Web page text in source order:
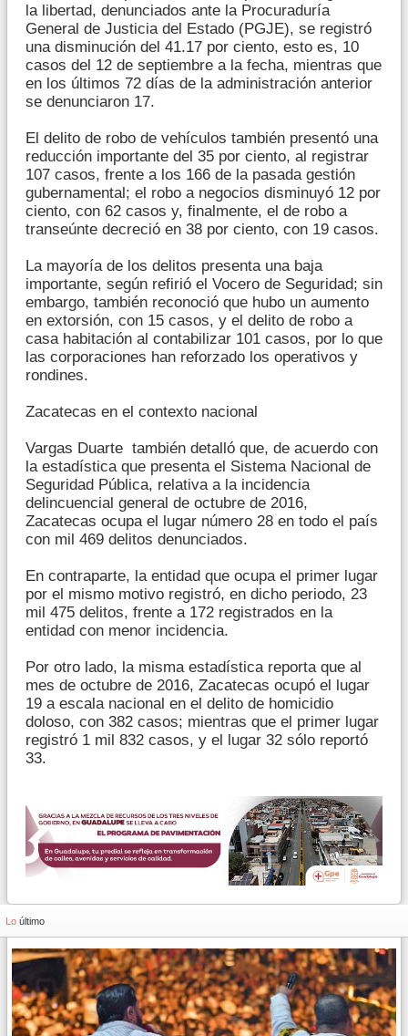
la libertad, denunciados ante la Procuraduría
General de Justicia del Estado (PGJE), se registró
una disminución del 41.17 por ciento, esto es, 10
casos del 12 de septiembre a la fecha, mientras que
en los últimos 72 días de la administración anterior
se denunciaron 17.
El delito de robo de vehículos también presentó una
reducción importante del 35 por ciento, al registrar
107 casos, frente a los 166 de la pasada gestión
gubernamental; el robo a negocios disminuyó 12 por
ciento, con 62 casos y, finalmente, el de robo a
transeúnte decreció en 38 por ciento, con 19 casos.
La mayoría de los delitos presenta una baja
importante, según refirió el Vocero de Seguridad; sin
embargo, también reconoció que hubo un aumento
en extorsión, con 15 casos, y el delito de robo a
casa habitación al contabilizar 101 casos, por lo que
las corporaciones han reforzado los operativos y
rondines.
Zacatecas en el contexto nacional
Vargas Duarte también detalló que, de acuerdo con
la estadística que presenta el Sistema Nacional de
Seguridad Pública, relativa a la incidencia
delincuencial general de octubre de 2016,
Zacatecas ocupa el lugar número 28 en todo el país
con mil 469 delitos denunciados.
En contraparte, la entidad que ocupa el primer lugar
por el mismo motivo registró, en dicho periodo, 23
mil 475 delitos, frente a 172 registrados en la
entidad con menor incidencia.
Por otro lado, la misma estadística reporta que al
mes de octubre de 2016, Zacatecas ocupó el lugar
19 a escala nacional en el delito de homicidio
doloso, con 382 casos; mientras que el primer lugar
registró 1 mil 832 casos, y el lugar 32 sólo reportó
33.
Lo último